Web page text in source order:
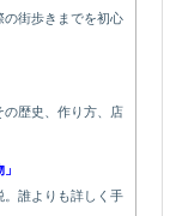
の街歩きまでを初心
の歴史、作り方、店
。誰よりも詳しく手